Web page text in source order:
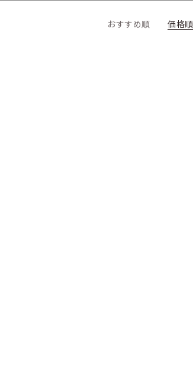
おすすめ順 価格順